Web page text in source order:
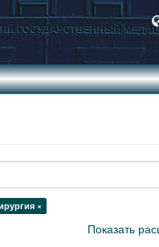
×
Показать